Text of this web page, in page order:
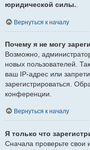
юридической силы..
Вернуться к началу
Почему я не могу
Возможно,
новых пользователей.
ваш IP-адрес или
зарегистрироваться.
конференции.
Вернуться к началу
Я только что
Сначала проверьте свои